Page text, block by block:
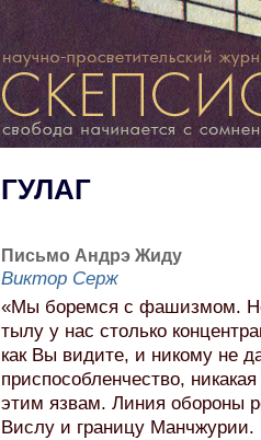
ГУЛАГ
Письмо Андрэ Жиду
Виктор Серж
«Мы боремся с фашизмом.
тылу у нас столько
как Вы видите, и никому не
приспособленчество,
этим язвам. Линия обороны
Вислу и границу